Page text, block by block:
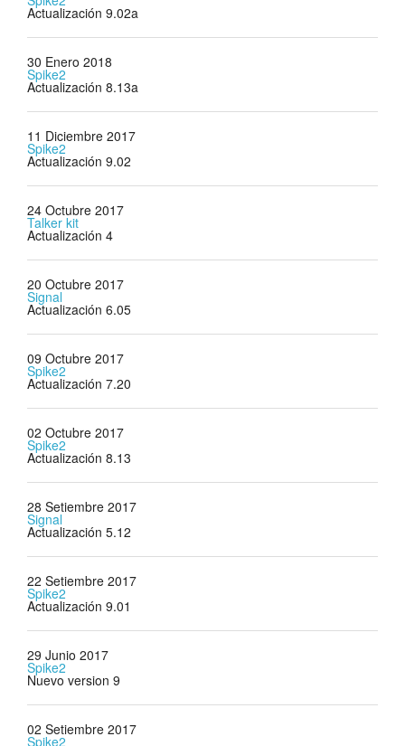
Actualización 9.02a
30 Enero 2018
Spike2
Actualización 8.13a
11 Diciembre 2017
Spike2
Actualización 9.02
24 Octubre 2017
Talker kit
Actualización 4
20 Octubre 2017
Signal
Actualización 6.05
09 Octubre 2017
Spike2
Actualización 7.20
02 Octubre 2017
Spike2
Actualización 8.13
28 Setiembre 2017
Signal
Actualización 5.12
22 Setiembre 2017
Spike2
Actualización 9.01
29 Junio 2017
Spike2
Nuevo version 9
02 Setiembre 2017
Spike2